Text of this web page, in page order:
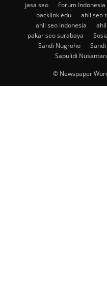
jasa seo
Forum Indonesia
backlink edu
ahli seo
ahli seo indonesia
pakar seo surabaya
Sandi Nugroho
Sandi
Sapulidi
© Newspaper